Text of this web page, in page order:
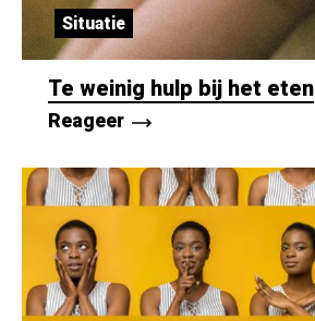
Situatie
Te weinig hulp bij het eten
Reageer